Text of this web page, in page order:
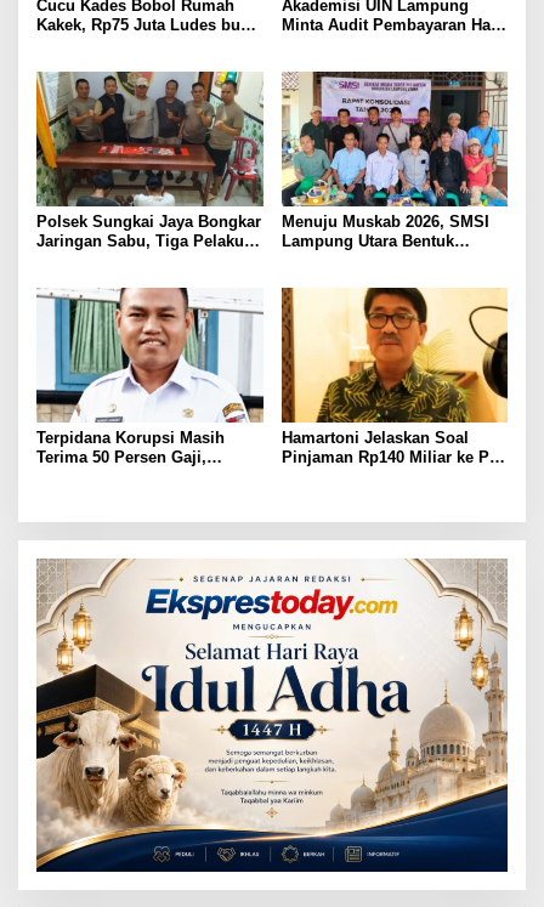
Cucu Kades Bobol Rumah
Kakek, Rp75 Juta Ludes buat
Akademisi UIN Lampung
Minta Audit Pembayaran Hak
Berlarut
Polsek Sungkai Jaya Bongkar
Jaringan Sabu, Tiga Pelaku
Menuju Muskab 2026, SMSI
Lampung Utara Bentuk
Terpidana Korupsi Masih
Terima 50 Persen Gaji,
Hamartoni Jelaskan Soal
Pinjaman Rp140 Miliar ke PT